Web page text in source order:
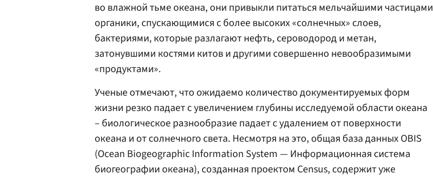
во влажной тьме океана, они привыкли питаться мельчайшими частицами
органики, спускающимися с более высоких «солнечных» слоев,
бактериями, которые разлагают нефть, сероводород и метан,
затонувшими костями китов и другими совершенно невообразимыми
«продуктами».
Ученые отмечают, что ожидаемо количество документируемых форм
жизни резко падает с увеличением глубины исследуемой области океана
– биологическое разнообразие падает с удалением от поверхности
океана и от солнечного света. Несмотря на это, общая база данных OBIS
(Ocean Biogeographic Information System — Информационная система
биогеографии океана), созданная проектом Census, содержит уже